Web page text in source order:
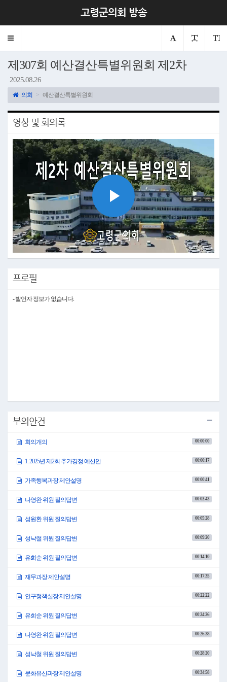
고령군의회 방송
Toggle
제307회 예산결산특별위원회 제2차
2025.08.26
의회 예산결산특별위원회
영상 및 회의록
Play
Video
프로필
- 발언자 정보가 없습니다.
부의안건
회의개의 00:00:00
1. 2025년 제2회 추가경정 예산안 00:00:17
가족행복과장 제안설명 00:00:41
나영완 위원 질의답변 00:03:43
성원환 위원 질의답변 00:05:28
성낙철 위원 질의답변 00:09:20
유희순 위원 질의답변 00:14:10
재무과장 제안설명 00:17:35
인구정책실장 제안설명 00:22:22
유희순 위원 질의답변 00:24:26
나영완 위원 질의답변 00:26:38
성낙철 위원 질의답변 00:28:20
문화유산과장 제안설명 00:34:58